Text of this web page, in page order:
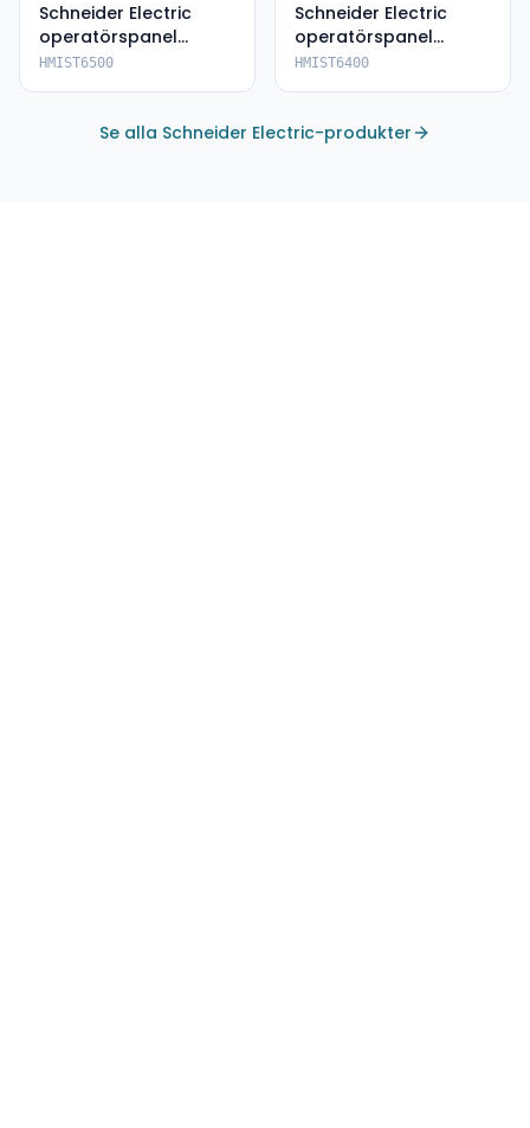
Schneider Electric
operatörspanel
HMIST6500
HMIST6500
Schneider Electric
operatörspanel
HMIST6400
HMIST6400
Se alla Schneider Electric-produkter